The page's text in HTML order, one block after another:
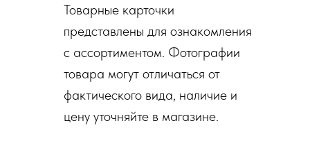
Товарные карточки
представлены для ознакомления
с ассортиментом. Фотографии
товара могут отличаться от
фактического вида, наличие и
цену уточняйте в магазине.